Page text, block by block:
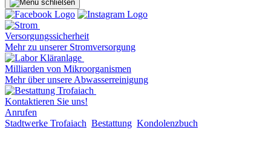
Versorgungssicherheit
Mehr zu unserer Stromversorgung
Milliarden von Mikroorganismen
Mehr über unsere Abwasserreinigung
Kontaktieren Sie uns!
Anrufen
Stadtwerke Trofaiach Bestattung Kondolenzbuch